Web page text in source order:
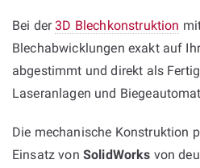
Bei der3D Blechkonstruktion
Blechabwicklungen exakt auf
abgestimmt und direkt als
Laseranlagen und
Die mechanische Konstruktion
Einsatz von SolidWorks von